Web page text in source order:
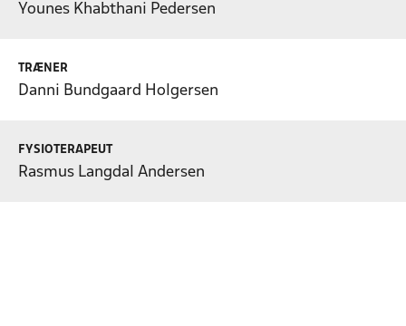
Younes Khabthani Pedersen
TRÆNER
Danni Bundgaard Holgersen
FYSIOTERAPEUT
Rasmus Langdal Andersen